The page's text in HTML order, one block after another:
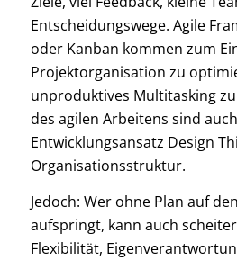
Entscheidungswege. Agile
oder Kanban kommen zum
Projektorganisation zu
unproduktives Multitasking
des agilen Arbeitens sind
Entwicklungsansatz Design
Organisationsstruktur.
Jedoch: Wer ohne Plan auf
aufspringt, kann auch
Flexibilität,